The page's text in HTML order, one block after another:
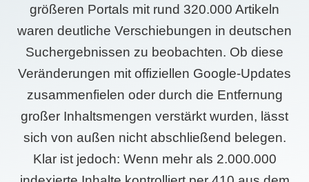
größeren Portals mit rund 320.000 Artikeln
waren deutliche Verschiebungen in deutschen
Suchergebnissen zu beobachten. Ob diese
Veränderungen mit offiziellen Google-Updates
zusammenfielen oder durch die Entfernung
großer Inhaltsmengen verstärkt wurden, lässt
sich von außen nicht abschließend belegen.
Klar ist jedoch: Wenn mehr als 2.000.000